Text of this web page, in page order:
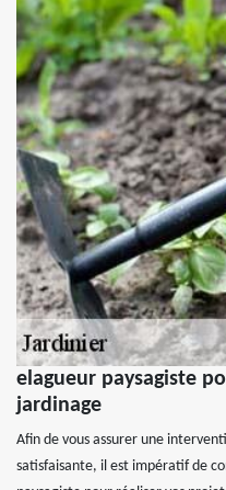
elagueur paysagiste
jardinage
Afin de vous assurer une
satisfaisante, il est impératif de